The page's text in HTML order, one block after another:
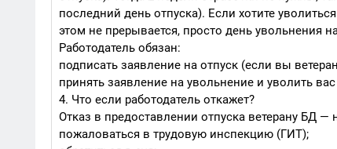
последний день отпуска). Если хотите
этом не прерывается, просто день увольнения
Работодатель обязан:
подписать заявление на отпуск (если вы
принять заявление на увольнение и уволить
4. Что если работодатель откажет?
Отказ в предоставлении отпуска ветерану БД
пожаловаться в трудовую инспекцию (ГИТ);